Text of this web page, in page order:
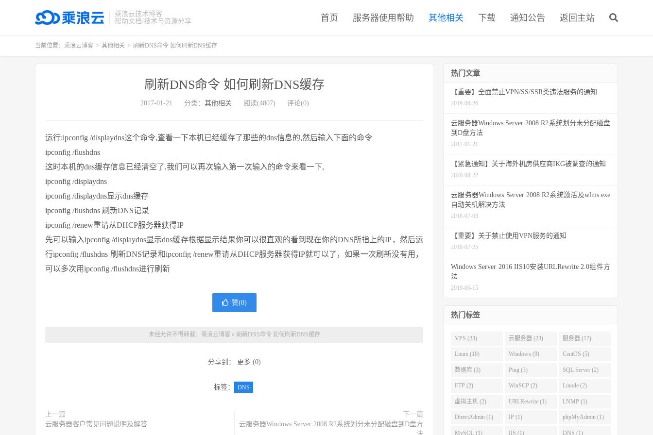
乘浪云技术博客
帮助文档/技术与资源分享
首页 服务器使用帮助 其他相关 下载 通知公告 返回主站
当前位置： 乘浪云博客 > 其他相关 > 刷新DNS命令 如何刷新DNS缓存
刷新DNS命令 如何刷新DNS缓存
2017-01-21 分类： 其他相关 阅读(4807) 评论(0)
运行:ipconfig /displaydns这个命令,查看一下本机已经缓存了那些的dns信息的,然后输入下面的命令
ipconfig /flushdns
这时本机的dns缓存信息已经清空了,我们可以再次输入第一次输入的命令来看一下,
ipconfig /displaydns
ipconfig /displaydns显示dns缓存
ipconfig /flushdns 刷新DNS记录
ipconfig /renew重请从DHCP服务器获得IP
先可以输入ipconfig /displaydns显示dns缓存根据显示结果你可以很直观的看到现在你的DNS所指上的IP，然后运
行ipconfig /flushdns 刷新DNS记录和ipconfig /renew重请从DHCP服务器获得IP就可以了，如果一次刷新没有用，
可以多次用ipconfig /flushdns进行刷新
赞(0)
未经允许不得转载： 乘浪云博客 » 刷新DNS命令 如何刷新DNS缓存
分享到： 更多 (0)
标签： DNS
上一篇
云服务器客户常见问题说明及解答
下一篇
云服务器Windows Server 2008 R2系统划分未分配磁盘到D盘方
热门文章
【重要】全面禁止VPN/SS/SSR类违法服务的通知
2019-09-26
云服务器Windows Server 2008 R2系统划分未分配磁盘
到D盘方法
2017-01-21
【紧急通知】关于海外机房供应商IKG被调查的通知
2020-08-22
云服务器Windows Server 2008 R2系统激活及wlms.exe
自动关机解决方法
2018-07-03
【重要】关于禁止使用VPN服务的通知
2018-07-25
Windows Server 2016 IIS10安装URLRewrite 2.0组件方
法
2019-06-15
热门标签
VPS (23) 云服务器 (23) 服务器 (17)
Linux (10) Windows (9) CentOS (5)
数据库 (3) Ping (3) SQL Server (2)
FTP (2) WinSCP (2) Linode (2)
虚拟主机 (2) URLRewrite (1) LNMP (1)
DirectAdmin (1) IP (1) phpMyAdmin (1)
MySQL (1) IIS (1) DNS (1)